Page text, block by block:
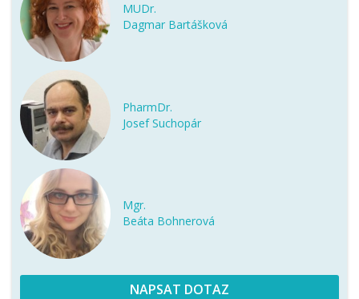
MUDr.
Dagmar Bartášková
PharmDr.
Josef Suchopár
Mgr.
Beáta Bohnerová
NAPSAT DOTAZ